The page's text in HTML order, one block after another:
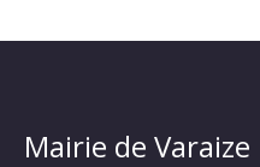
Mairie de Varaize